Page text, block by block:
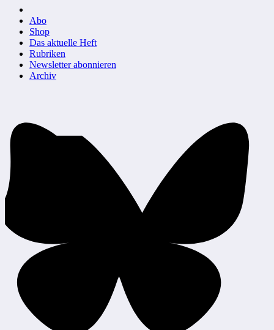
Abo
Shop
Das aktuelle Heft
Rubriken
Newsletter abonnieren
Archiv